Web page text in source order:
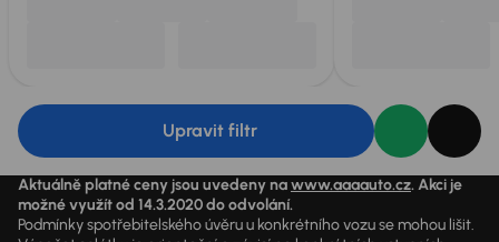
Upravit filtr
Aktuálně platné ceny jsou uvedeny nawww.aaaauto.cz. Akci je
možné využít od 14.3.2020 do odvolání.
Podmínky spotřebitelského úvěru u konkrétního vozu se mohou lišit.